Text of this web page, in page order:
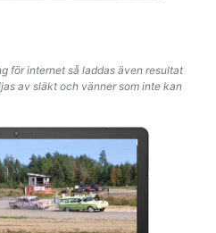
för internet så laddas även resultat
av släkt och vänner som inte kan